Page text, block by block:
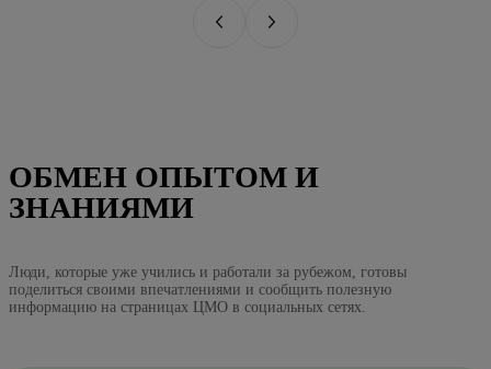
ОБМЕН ОПЫТОМ И
ЗНАНИЯМИ
Люди, которые уже учились и работали за рубежом, готовы
поделиться своими впечатлениями и сообщить полезную
информацию на страницах ЦМО в социальных сетях.